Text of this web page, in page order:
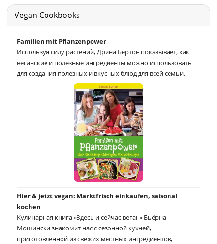
Vegan Cookbooks
Familien mit Pflanzenpower
Используя силу растений, Дрина Бертон показывает, как
веганские и полезные ингредиенты можно использовать
для создания полезных и вкусных блюд для всей семьи.
Hier & jetzt vegan: Marktfrisch einkaufen, saisonal
kochen
Кулинарная книга «Здесь и сейчас веган» Бьёрна
Мошински знакомит нас с сезонной кухней,
приготовленной из свежих местных ингредиентов,